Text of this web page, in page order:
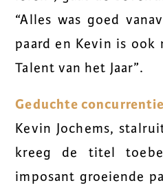
“Alles was goed
paard en Kevin is
Talent van het Jaar”.
Geduchte concurrentie
Kevin Jochems,
kreeg de titel
imposant groeiende